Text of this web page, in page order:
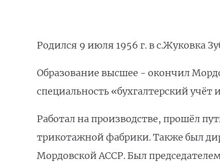
Родился 9 июля 1956 г. в с.Жуковка
Образование высшее - окончил
специальность «бухгалтерский
Работал на производстве, прошёл
трикотажной фабрики. Также был
Мордовской АССР. Был